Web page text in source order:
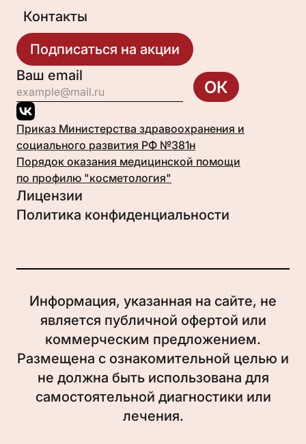
Контакты
Подписаться на акции
Ваш email
ОК
Приказ Министерства здравоохранения и
социального развития РФ №381н
Порядок оказания медицинской помощи
по профилю "косметология"
Лицензии
Политика конфиденциальности
Информация, указанная на сайте, не
является публичной офертой или
коммерческим предложением.
Размещена с ознакомительной целью и
не должна быть использована для
самостоятельной диагностики или
лечения.